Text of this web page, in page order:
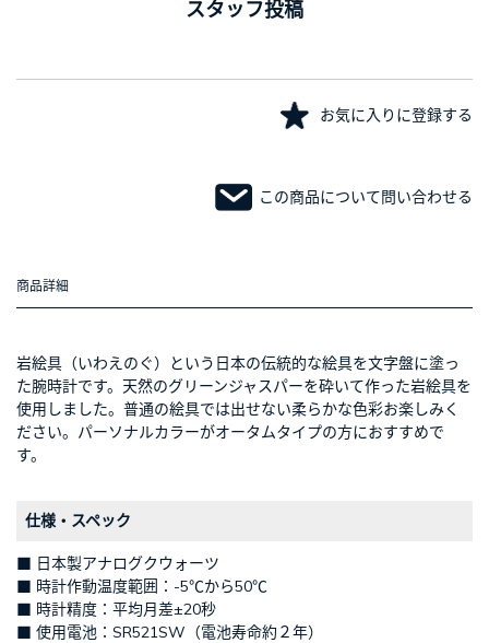
スタッフ投稿
お気に入りに登録する
この商品について問い合わせる
商品詳細
絵具（いわえのぐ）という日本の伝統的な絵具を文字盤に塗っ
た腕時計です。天然のグリーンジャスパーを砕いて作った岩絵具を
使用しました。普通の絵具では出せない柔らかな色彩お楽しみく
ださい。パーソナルカラーがオータムタイプの方におすすめで
す。
仕様・スペック
■ 日本製アナログクウォーツ
■ 時計作動温度範囲：-5℃から50℃
■ 時計精度：平均月差±20秒
■ 使用電池：SR521SW（電池寿命約２年）